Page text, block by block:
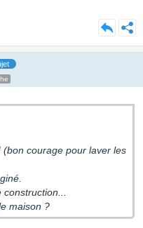
courage pour laver les
construction...
maison ?